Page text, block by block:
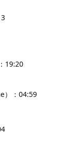
19:20
）：04:59